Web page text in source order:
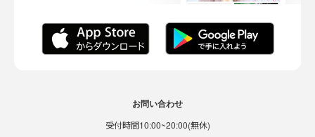
お問い合わせ
受付時間10:00~20:00(無休)